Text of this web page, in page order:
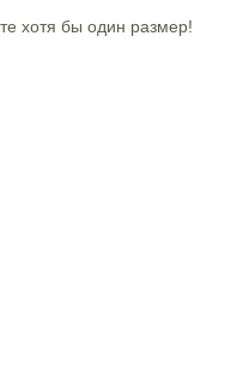
хотя бы один размер!